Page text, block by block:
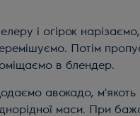
і огірок
Потім
в блендер.
авокадо, м'якоть
маси. При